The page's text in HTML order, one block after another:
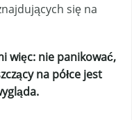
się na
więc: nie panikować,
na półce jest